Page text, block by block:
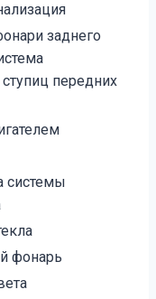
заднего
передних
системы
фонарь